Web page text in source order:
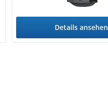
Details ansehen